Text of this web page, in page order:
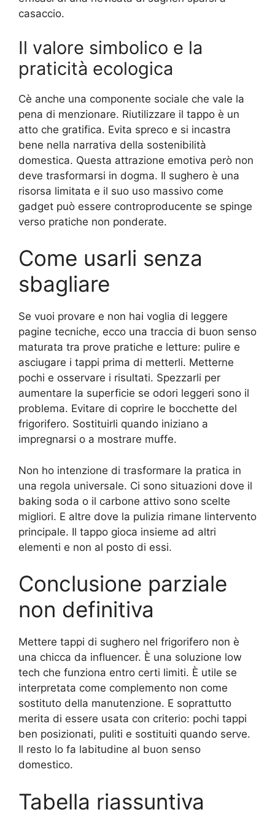
casaccio.
Il valore simbolico e la
praticità ecologica
Cè anche una componente sociale che vale la
pena di menzionare. Riutilizzare il tappo è un
atto che gratifica. Evita spreco e si incastra
bene nella narrativa della sostenibilità
domestica. Questa attrazione emotiva però non
deve trasformarsi in dogma. Il sughero è una
risorsa limitata e il suo uso massivo come
gadget può essere controproducente se spinge
verso pratiche non ponderate.
Come usarli senza
sbagliare
Se vuoi provare e non hai voglia di leggere
pagine tecniche, ecco una traccia di buon senso
maturata tra prove pratiche e letture: pulire e
asciugare i tappi prima di metterli. Metterne
pochi e osservare i risultati. Spezzarli per
aumentare la superficie se odori leggeri sono il
problema. Evitare di coprire le bocchette del
frigorifero. Sostituirli quando iniziano a
impregnarsi o a mostrare muffe.
Non ho intenzione di trasformare la pratica in
una regola universale. Ci sono situazioni dove il
baking soda o il carbone attivo sono scelte
migliori. E altre dove la pulizia rimane lintervento
principale. Il tappo gioca insieme ad altri
elementi e non al posto di essi.
Conclusione parziale
non definitiva
Mettere tappi di sughero nel frigorifero non è
una chicca da influencer. È una soluzione low
tech che funziona entro certi limiti. È utile se
interpretata come complemento non come
sostituto della manutenzione. E soprattutto
merita di essere usata con criterio: pochi tappi
ben posizionati, puliti e sostituiti quando serve.
Il resto lo fa labitudine al buon senso
domestico.
Tabella riassuntiva